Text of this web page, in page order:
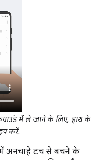
में ले जाने के लिए, हाथ के
करें.
अनचाहे टच से बचने के